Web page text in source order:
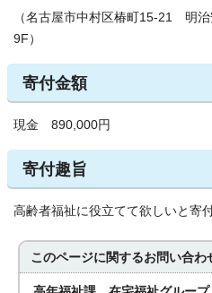
（名古屋市中村区椿町15-21 明
9F）
寄付金額
現金 890,000円
寄付趣旨
高齢者福祉に役立てて欲しいと寄
このページに関するお問い合わ